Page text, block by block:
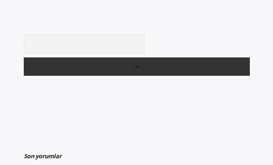
Son yorumlar